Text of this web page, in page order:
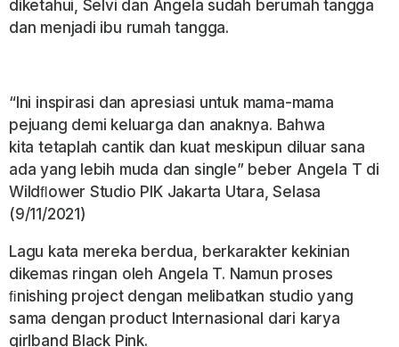
diketahui, Selvi dan Angela sudah berumah tangga
dan menjadi ibu rumah tangga.
“Ini inspirasi dan apresiasi untuk mama-mama
pejuang demi keluarga dan anaknya. Bahwa
kita tetaplah cantik dan kuat meskipun diluar sana
ada yang Iebih muda dan single” beber Angela T di
Wildﬂower Studio PIK Jakarta Utara, Selasa
(9/11/2021)
Lagu kata mereka berdua, berkarakter kekinian
dikemas ringan oleh Angela T. Namun proses
ﬁnishing project dengan melibatkan studio yang
sama dengan product Internasional dari karya
girlband Black Pink.